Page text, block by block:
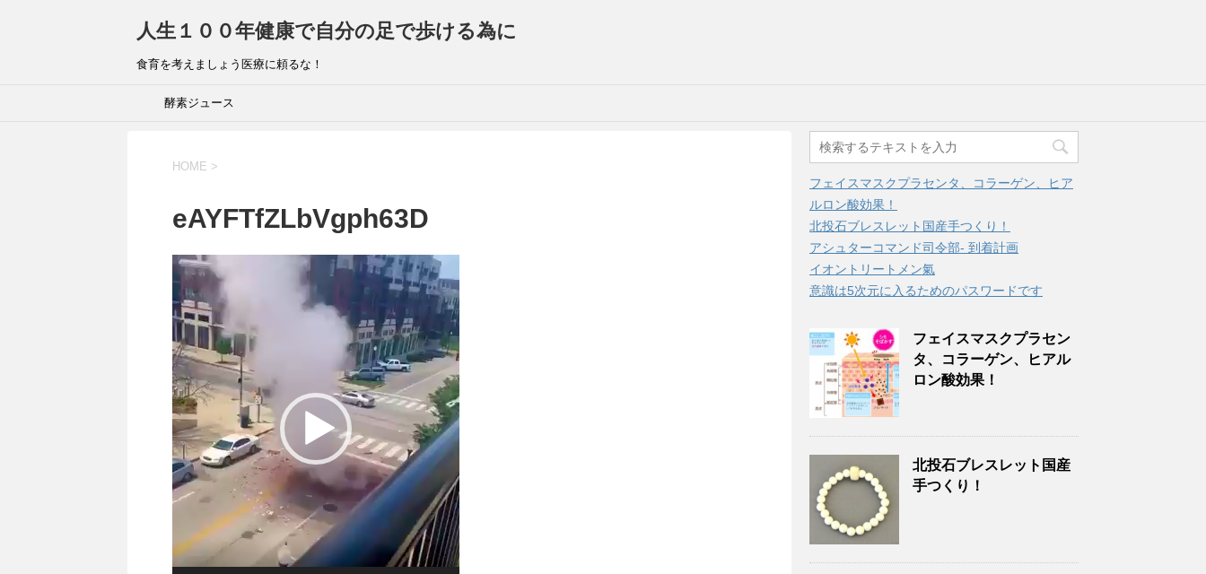
人生１００年健康で自分の足で歩ける為に
食育を考えましょう医療に頼るな！
酵素ジュース
HOME >
eAYFTfZLbVgph63D
動
画
プ
レ
ー
ヤ
ー
フェイスマスクプラセンタ、コラーゲン、ヒア
ルロン酸効果！
北投石ブレスレット国産手つくり！
アシュターコマンド司令部- 到着計画
イオントリートメン氣
意識は5次元に入るためのパスワードです
フェイスマスクプラセン
タ、コラーゲン、ヒアル
ロン酸効果！
北投石ブレスレット国産
手つくり！